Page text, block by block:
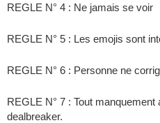
REGLE N° 4 : Ne jamais se voir
REGLE N° 5 : Les emojis sont
REGLE N° 6 : Personne ne
REGLE N° 7 : Tout
dealbreaker.